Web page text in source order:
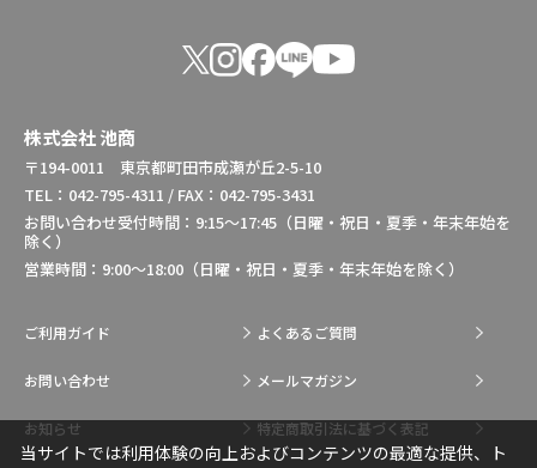
株式会社 池商
〒194-0011 東京都町田市成瀬が丘2-5-10
TEL：042-795-4311 / FAX：042-795-3431
お問い合わせ受付時間：9:15～17:45（日曜・祝日・夏季・年末年始を
除く）
営業時間：9:00～18:00（日曜・祝日・夏季・年末年始を除く）
ご利用ガイド よくあるご質問
お問い合わせ メールマガジン
お知らせ 特定商取引法に基づく表記
当サイトでは利用体験の向上およびコンテンツの最適な提供、ト